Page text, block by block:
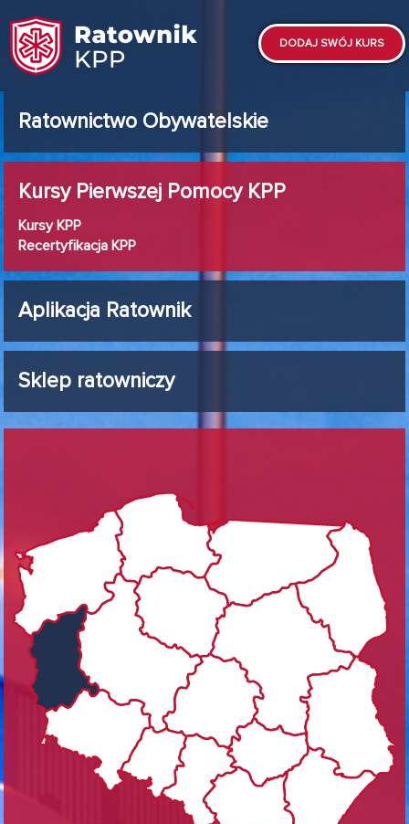
DODAJ SWÓJ KURS
Ratownictwo Obywatelskie
Kursy Pierwszej Pomocy KPP
Kursy KPP
Recertyfikacja KPP
Aplikacja Ratownik
Sklep ratowniczy